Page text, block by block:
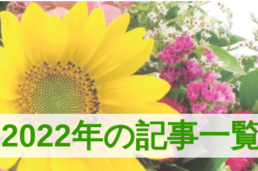
2022年の記事一